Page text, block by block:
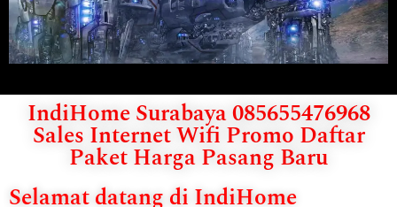
IndiHome Surabaya 085655476968
Sales Internet Wifi Promo Daftar
Paket Harga Pasang Baru
Selamat datang di IndiHome